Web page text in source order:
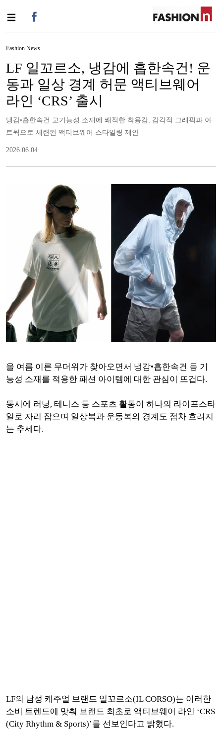
Fashion News
LF 일꼬르소, 냉감에 흡한속건! 운
동과 일상 경계 허문 액티브웨어
라인 ‘CRS’ 출시
냉감•흡한속건 고기능성 소재에 쾌적한 착용감, 감각적 그래픽과 아
트웍으로 세련된 액티브웨어 스타일링 제안
2026.06.04
올 여름 이른 무더위가 찾아오면서 냉감•흡한속건 등 기
능성 소재를 적용한 패션 아이템에 대한 관심이 뜨겁다.
동시에 러닝, 테니스 등 스포츠 활동이 하나의 라이프스타
일로 자리 잡으며 일상복과 운동복의 경계도 점차 흐려지
는 추세다.
LF의 남성 캐주얼 브랜드 일꼬르소(IL CORSO)는 이러한
소비 트렌드에 맞춰 브랜드 최초로 액티브웨어 라인 ‘CRS
(City Rhythm & Sports)’를 선보인다고 밝혔다.